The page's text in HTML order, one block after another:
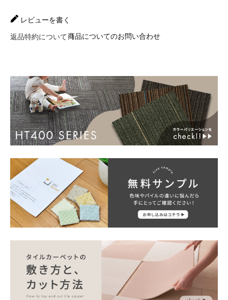
レビューを書く
返品特約について商品についてのお問い合わせ